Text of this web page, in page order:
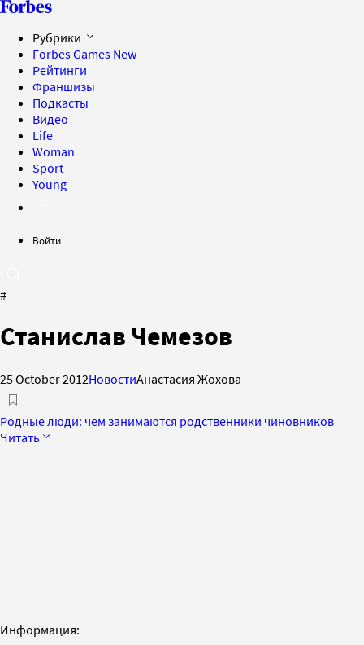
Рубрики
Forbes Games New
Рейтинги
Франшизы
Подкасты
Видео
Life
Woman
Sport
Young
Войти
#
Станислав Чемезов
25 October 2012НовостиАнастасия Жохова
Родные люди: чем занимаются родственники чиновников
Читать
Информация: